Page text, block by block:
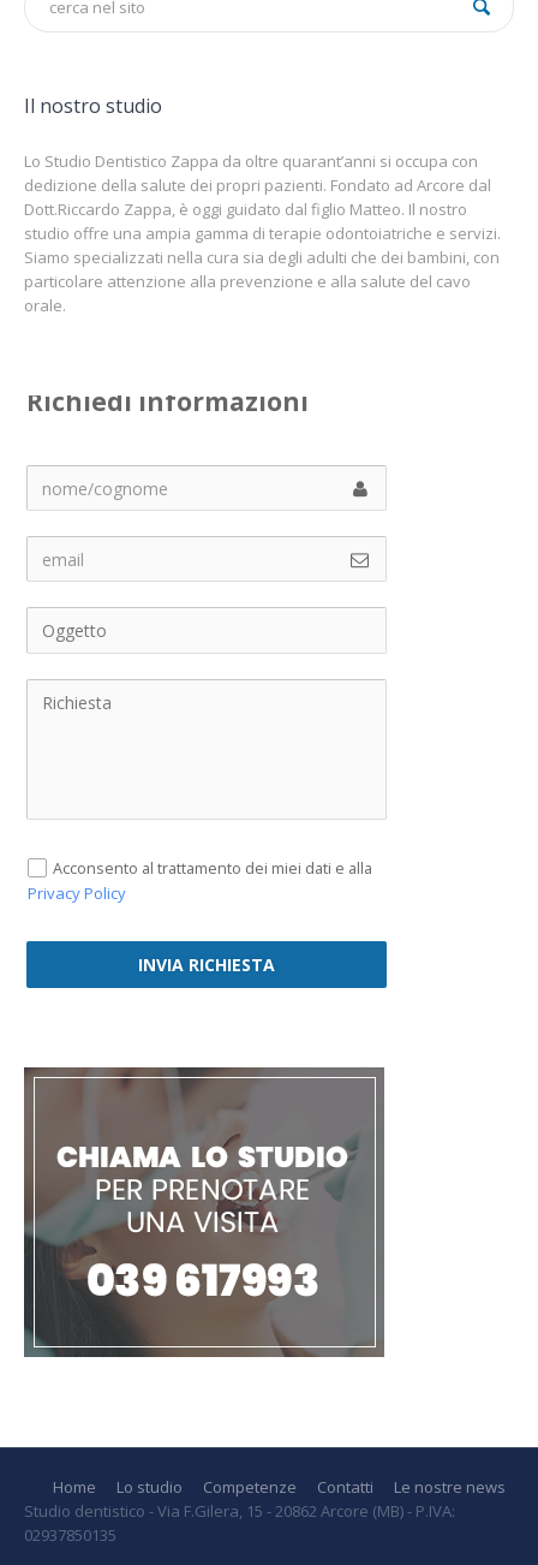
Il nostro studio
Lo Studio Dentistico Zappa da oltre quarant’anni si occupa con
dedizione della salute dei propri pazienti. Fondato ad Arcore dal
Dott.Riccardo Zappa, è oggi guidato dal figlio Matteo. Il nostro
studio offre una ampia gamma di terapie odontoiatriche e servizi.
Siamo specializzati nella cura sia degli adulti che dei bambini, con
particolare attenzione alla prevenzione e alla salute del cavo
orale.
Richiedi informazioni
Acconsento al trattamento dei miei dati e alla
Privacy Policy
INVIA RICHIESTA
Home Lo studio Competenze Contatti
Le nostre news
Studio dentistico - Via F.Gilera, 15 - 20862 Arcore (MB) - P.IVA:
02937850135